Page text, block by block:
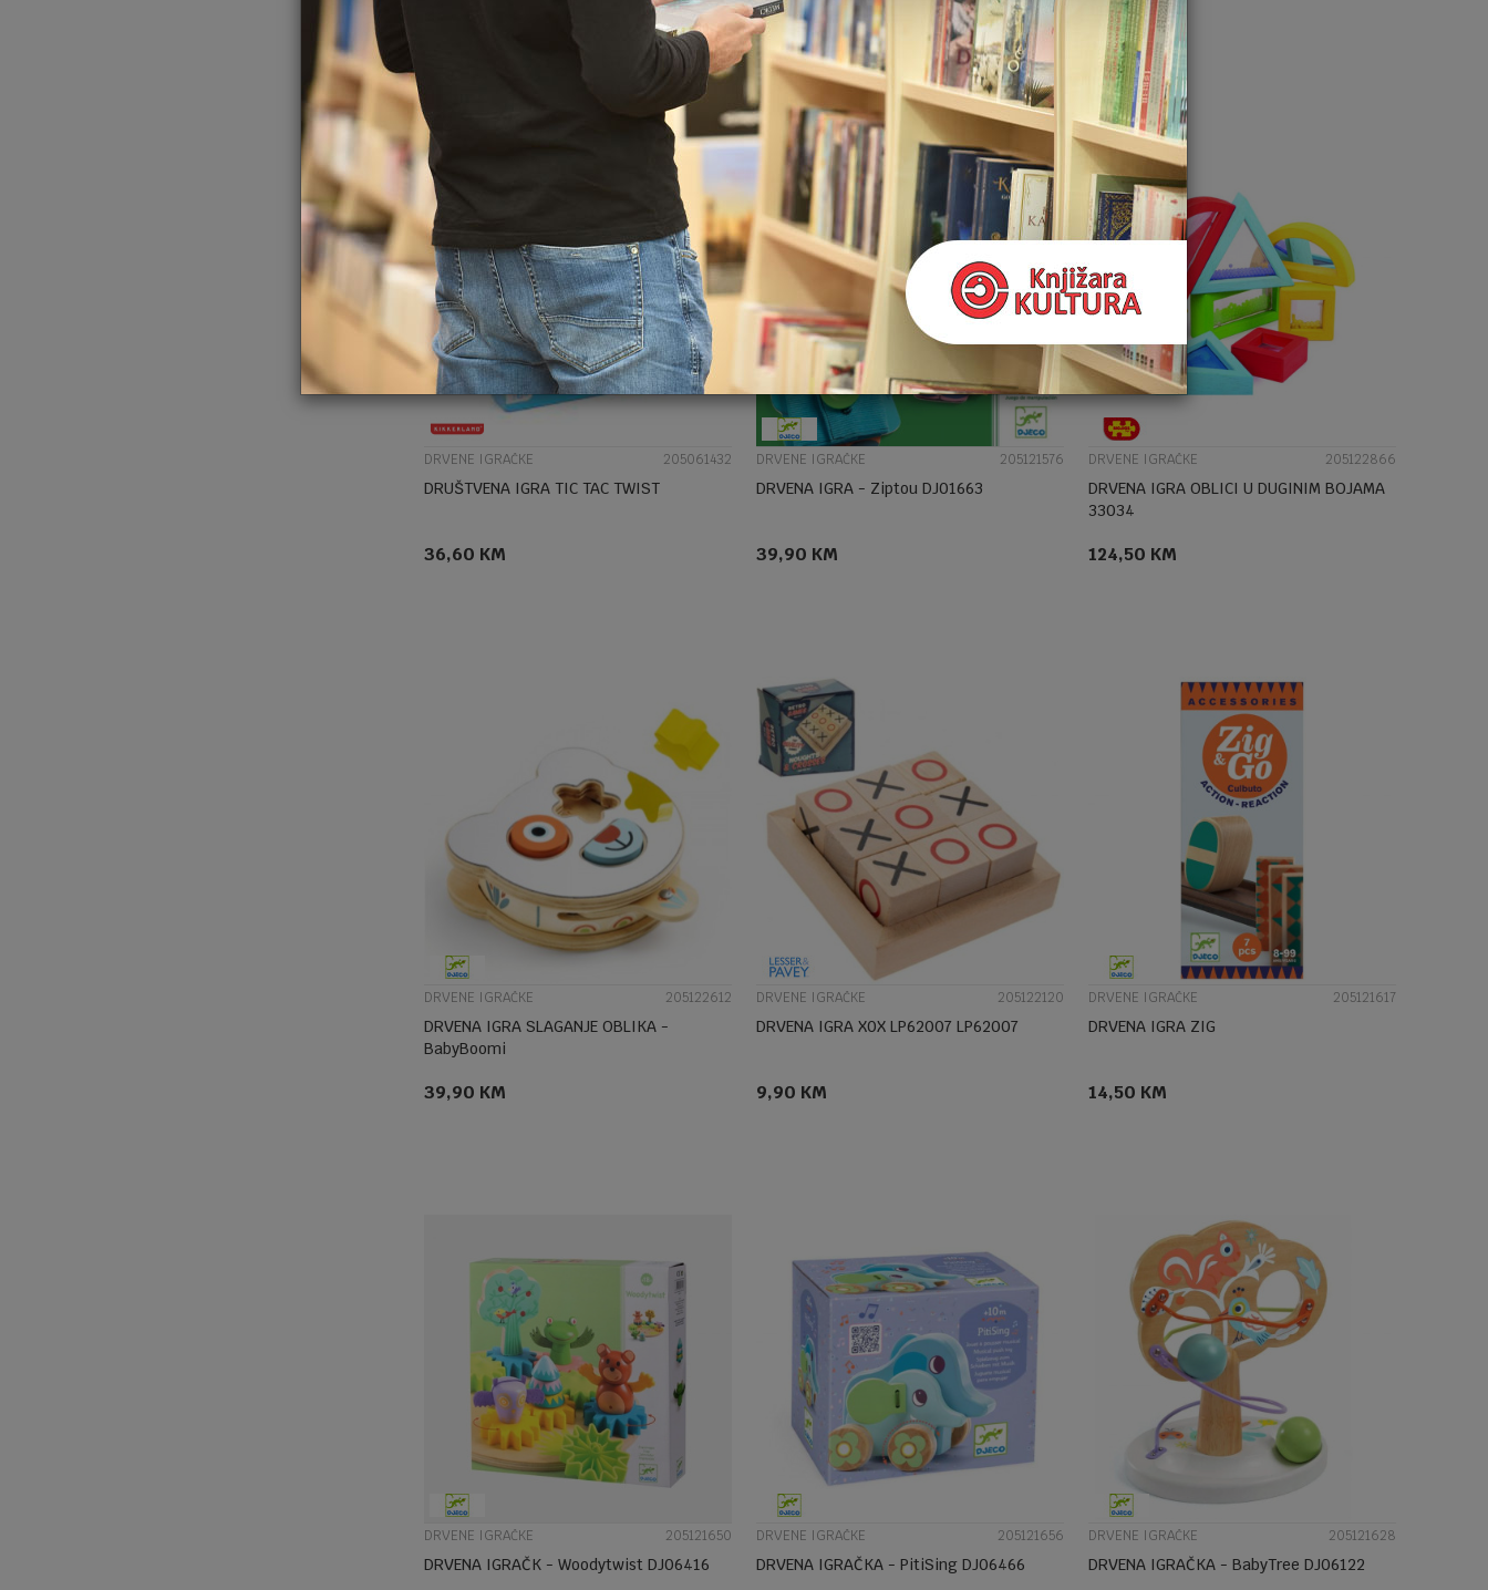
53,50KM
DODAJ U KORPU
10,90KM
UPOREDI
DRVENE IGRAČKE 205061432
DRUŠTVENA IGRA TIC TAC TWIST
36,60 KM
UPOREDI
DRVENE IGRAČKE 205121576
DRVENA IGRA - Ziptou DJ01663
39,90 KM
UPOREDI
DRVENE IGRAČKE 205122866
DRVENA IGRA OBLICI U DUGINIM BOJAMA
33034
124,50 KM
UPOREDI
DRVENE IGRAČKE 205122612
DRVENA IGRA SLAGANJE OBLIKA -
BabyBoomi
39,90 KM
UPOREDI
DRVENE IGRAČKE 205122120
DRVENA IGRA X0X LP62007 LP62007
9,90 KM
UPOREDI
DRVENE IGRAČKE 205121617
DRVENA IGRA ZIG
14,50 KM
UPOREDI
DRVENE IGRAČKE 205121650
DRVENA IGRAČK - Woodytwist DJ06416
UPOREDI
DRVENE IGRAČKE 205121656
DRVENA IGRAČKA - PitiSing DJ06466
UPOREDI
DRVENE IGRAČKE 205121628
DRVENA IGRAČKA - BabyTree DJ06122